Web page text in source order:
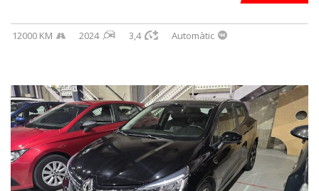
12000 KM 2024 3,4 Automàtic